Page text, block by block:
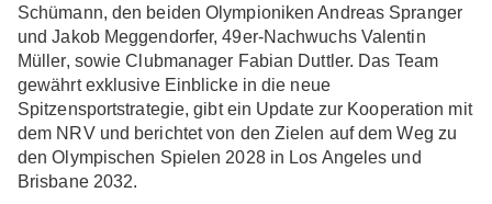
Schümann, den beiden Olympioniken Andreas Spranger
und Jakob Meggendorfer, 49er-Nachwuchs Valentin
Müller, sowie Clubmanager Fabian Duttler. Das Team
gewährt exklusive Einblicke in die neue
Spitzensportstrategie, gibt ein Update zur Kooperation mit
dem NRV und berichtet von den Zielen auf dem Weg zu
den Olympischen Spielen 2028 in Los Angeles und
Brisbane 2032.